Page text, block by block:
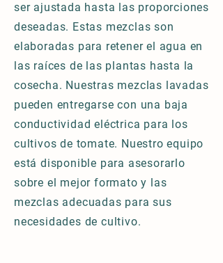
ser ajustada hasta las proporciones
deseadas. Estas mezclas son
elaboradas para retener el agua en
las raíces de las plantas hasta la
cosecha. Nuestras mezclas lavadas
pueden entregarse con una baja
conductividad eléctrica para los
cultivos de tomate. Nuestro equipo
está disponible para asesorarlo
sobre el mejor formato y las
mezclas adecuadas para sus
necesidades de cultivo.